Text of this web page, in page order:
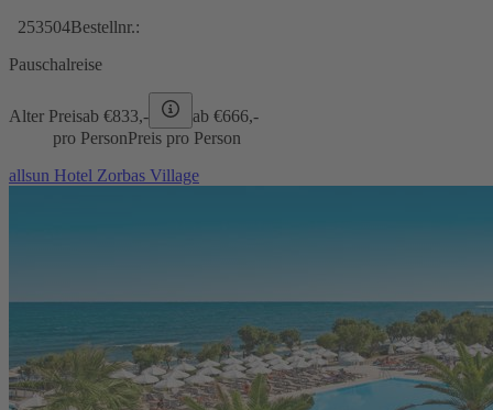
253504Bestellnr.:
Pauschalreise
Alter Preisab €833,- ab €666,-
pro PersonPreis pro Person
allsun Hotel Zorbas Village